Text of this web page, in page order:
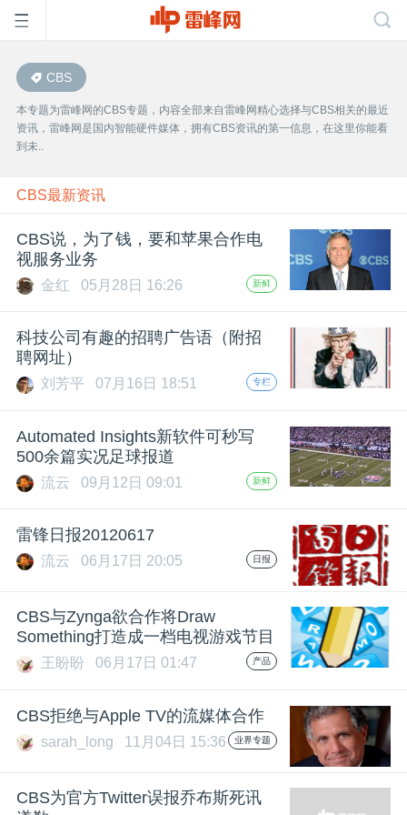
首
页
雷
峰
公
课
动
中
GAIR
专
CBS
本专题为雷峰网的CBS专题，内容全部来自雷峰网精心选择与CBS相关的最近
资讯，雷峰网是国内智能硬件媒体，拥有CBS资讯的第一信息，在这里你能看
到未..
CBS最新资讯
CBS说，为了钱，要和苹果合作电
视服务业务
金红 05月28日 16:26 新鲜
科技公司有趣的招聘广告语（附招
聘网址）
刘芳平 07月16日 18:51 专栏
Automated Insights新软件可秒写
500余篇实况足球报道
流云 09月12日 09:01 新鲜
雷锋日报20120617
流云 06月17日 20:05 日报
CBS与Zynga欲合作将Draw
Something打造成一档电视游戏节目
王盼盼 06月17日 01:47 产品
CBS拒绝与Apple TV的流媒体合作
sarah_long 11月04日 15:36 业界专题
CBS为官方Twitter误报乔布斯死讯